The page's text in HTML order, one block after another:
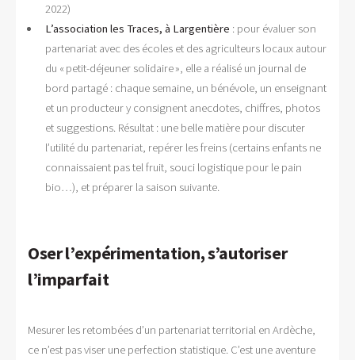
2022)
L’association les Traces, à Largentière : pour évaluer son
partenariat avec des écoles et des agriculteurs locaux autour
du « petit-déjeuner solidaire », elle a réalisé un journal de
bord partagé : chaque semaine, un bénévole, un enseignant
et un producteur y consignent anecdotes, chiffres, photos
et suggestions. Résultat : une belle matière pour discuter
l’utilité du partenariat, repérer les freins (certains enfants ne
connaissaient pas tel fruit, souci logistique pour le pain
bio…), et préparer la saison suivante.
Oser l’expérimentation, s’autoriser
l’imparfait
Mesurer les retombées d’un partenariat territorial en Ardèche,
ce n’est pas viser une perfection statistique. C’est une aventure